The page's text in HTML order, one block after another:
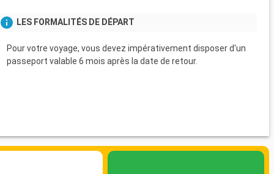
LES FORMALITÉS DE DÉPART
Pour votre voyage, vous devez impérativement disposer d'un
passeport valable 6 mois après la date de retour.